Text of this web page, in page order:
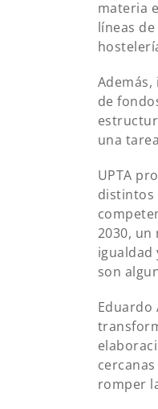
materia
líneas
de
una
UPTA
distintos
2030,
igualdad
son
Eduardo
romper